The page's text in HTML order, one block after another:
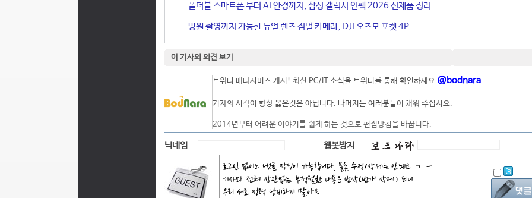
폴더블 스마트폰 부터 AI 안경까지, 삼성 갤럭시 언팩 2026 신제품 정리
망원 촬영까지 가능한 듀얼 렌즈 짐벌 카메라, DJI 오즈모 포켓 4P
이 기사의 의견 보기
트위터 베타서비스 개시! 최신 PC/IT 소식을 트위터를 통해 확인하세요 @bodnara
기자의 시각이 항상 옳은것은 아닙니다. 나머지는 여러분들이 채워 주십시요.
2014년부터 어려운 이야기를 쉽게 하는 것으로 편집방침을 바꿉니다.
닉네임 웹봇방지